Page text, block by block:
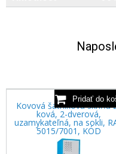
Kovová šatníková skriňa
ková, 2-dverová,
uzamykateľná, na sokli,
5015/7001, KÓD